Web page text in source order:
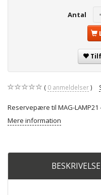
Antal
0 anmeldelser
Reservepære til MAG-LAMP21
Mere information